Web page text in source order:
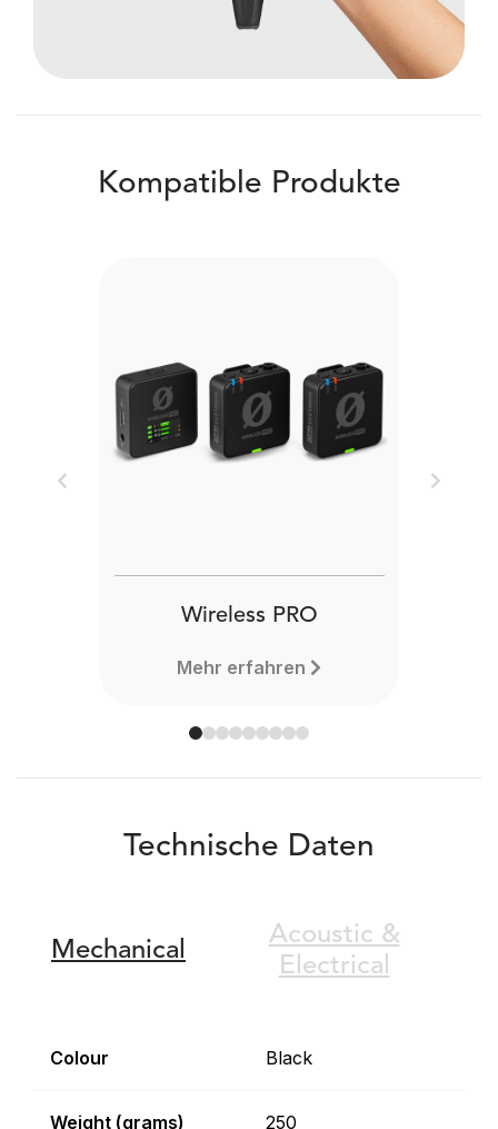
Kompatible Produkte
Wireless PRO
Mehr erfahren
Previous Next
Technische Daten
Mechanical
Acoustic &
Electrical
Colour Black
Weight (grams) 250